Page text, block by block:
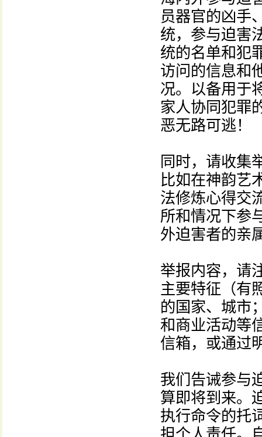
员器官的凶手
统，参与迫害
统的名单和犯
访问的信息和
况。以备用于
家人协同犯罪
恶无路可逃！
同时，请收集
比如在神韵艺
法修炼心得交
所和情况下参
外迫害者的亲
举报内容，请
主要特征（有
的国家、城市
和商业活动等
信箱，或通过
我们告诫参与
算即将到来。
执行命令的托